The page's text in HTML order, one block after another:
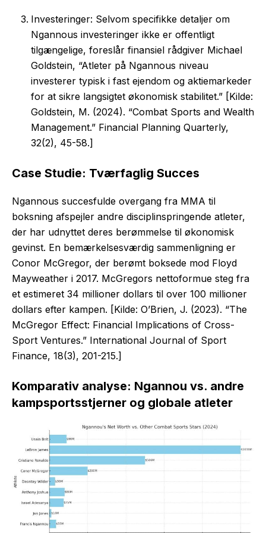
Investeringer: Selvom specifikke detaljer om
Ngannous investeringer ikke er offentligt
tilgængelige, foreslår finansiel rådgiver Michael
Goldstein, “Atleter på Ngannous niveau
investerer typisk i fast ejendom og aktiemarkeder
for at sikre langsigtet økonomisk stabilitet.” [Kilde:
Goldstein, M. (2024). “Combat Sports and Wealth
Management.” Financial Planning Quarterly,
32(2), 45-58.]
Case Studie: Tværfaglig Succes
Ngannous succesfulde overgang fra MMA til
boksning afspejler andre disciplinspringende atleter,
der har udnyttet deres berømmelse til økonomisk
gevinst. En bemærkelsesværdig sammenligning er
Conor McGregor, der berømt boksede mod Floyd
Mayweather i 2017. McGregors nettoformue steg fra
et estimeret 34 millioner dollars til over 100 millioner
dollars efter kampen. [Kilde: O’Brien, J. (2023). “The
McGregor Effect: Financial Implications of Cross-
Sport Ventures.” International Journal of Sport
Finance, 18(3), 201-215.]
Komparativ analyse: Ngannou vs. andre
kampsportsstjerner og globale atleter